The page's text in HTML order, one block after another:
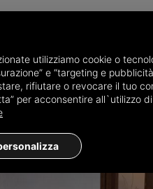
for sale in the province of
utilizziamo cookie o
e “targeting e
rifiutare o revocare il tuo
per acconsentire all`utilizzo